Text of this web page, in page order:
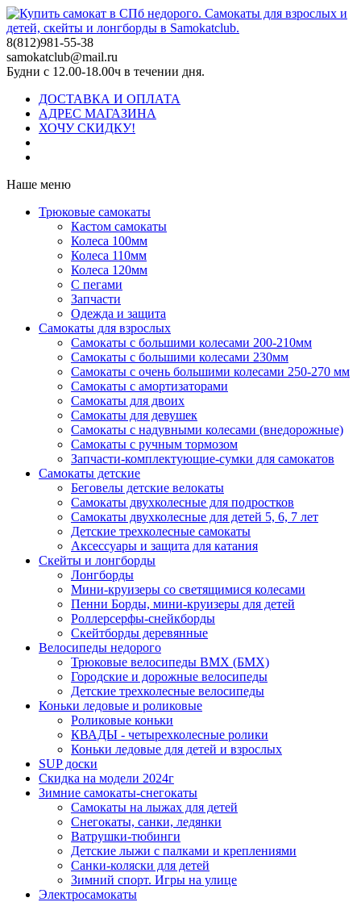
8(812)981-55-38
samokatclub@mail.ru
Будни с 12.00-18.00ч в течении дня.
ДОСТАВКА И ОПЛАТА
АДРЕС МАГАЗИНА
ХОЧУ СКИДКУ!
Наше меню
Трюковые самокаты
Кастом самокаты
Колеса 100мм
Колеса 110мм
Колеса 120мм
С пегами
Запчасти
Одежда и защита
Самокаты для взрослых
Самокаты с большими колесами 200-210мм
Самокаты с большими колесами 230мм
Самокаты с очень большими колесами 250-270 мм
Самокаты с амортизаторами
Самокаты для двоих
Самокаты для девушек
Самокаты с надувными колесами (внедорожные)
Самокаты с ручным тормозом
Запчасти-комплектующие-сумки для самокатов
Самокаты детские
Беговелы детские велокаты
Самокаты двухколесные для подростков
Самокаты двухколесные для детей 5, 6, 7 лет
Детские трехколесные самокаты
Аксессуары и защита для катания
Cкейты и лонгборды
Лонгборды
Мини-круизеры со светящимися колесами
Пенни Борды, мини-круизеры для детей
Роллерсерфы-снейкборды
Скейтборды деревянные
Велосипеды недорого
Трюковые велосипеды BMX (БМХ)
Городские и дорожные велосипеды
Детские трехколесные велосипеды
Коньки ледовые и роликовые
Роликовые коньки
КВАДЫ - четырехколесные ролики
Коньки ледовые для детей и взрослых
SUP доски
Скидка на модели 2024г
Зимние самокаты-снегокаты
Самокаты на лыжах для детей
Снегокаты, санки, ледянки
Ватрушки-тюбинги
Детские лыжи с палками и креплениями
Санки-коляски для детей
Зимний спорт. Игры на улице
Электросамокаты